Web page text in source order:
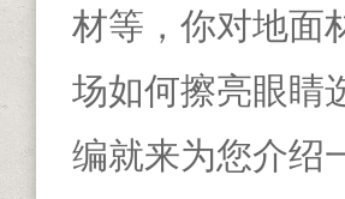
材等，你对地面
场如何擦亮眼睛
编就来为您介绍